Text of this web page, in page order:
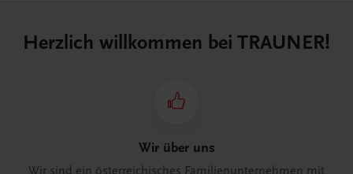
Herzlich willkommen bei TRAUNER!
Wir über uns
Wir sind ein österreichisches Familienunternehmen mit